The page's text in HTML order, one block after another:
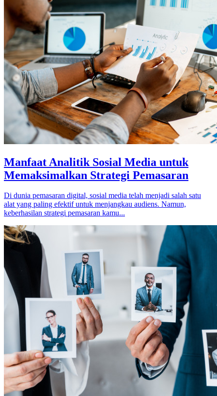
Manfaat Analitik Sosial Media untuk
Memaksimalkan Strategi Pemasaran
Di dunia pemasaran digital, sosial media telah menjadi salah satu
alat yang paling efektif untuk menjangkau audiens. Namun,
keberhasilan strategi pemasaran kamu...